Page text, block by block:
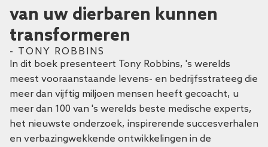
van uw dierbaren kunnen
transformeren
- TONY ROBBINS
In dit boek presenteert Tony Robbins, 's werelds
meest vooraanstaande levens- en bedrijfsstrateeg die
meer dan vijftig miljoen mensen heeft gecoacht, u
meer dan 100 van 's werelds beste medische experts,
het nieuwste onderzoek, inspirerende succesverhalen
en verbazingwekkende ontwikkelingen in de